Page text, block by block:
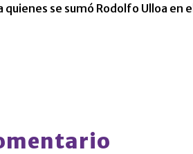
quienes se sumó Rodolfo Ulloa